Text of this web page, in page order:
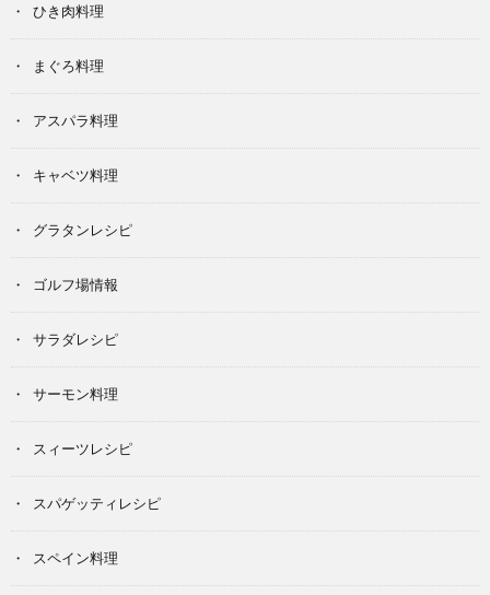
ひき肉料理
まぐろ料理
アスパラ料理
キャベツ料理
グラタンレシピ
ゴルフ場情報
サラダレシピ
サーモン料理
スィーツレシピ
スパゲッティレシピ
スペイン料理